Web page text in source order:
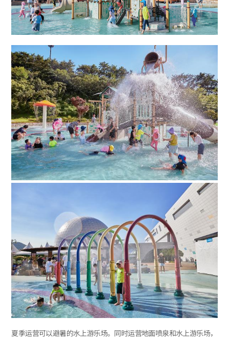
夏季运营可以避暑的水上游乐场。同时运营地面喷泉和水上游乐场，